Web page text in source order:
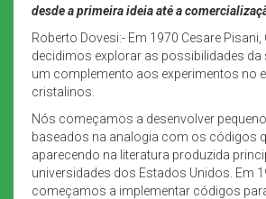
desde a primeira ideia até a
Roberto Dovesi:- Em 1970 Cesare Pisani,
decidimos explorar as possibilidades
um complemento aos experimentos no
cristalinos.
Nós começamos a desenvolver
baseados na analogia com os códigos
aparecendo na literatura produzida
universidades dos Estados Unidos. Em
começamos a implementar códigos